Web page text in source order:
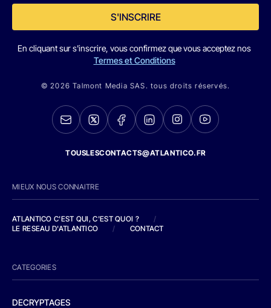
S'INSCRIRE
En cliquant sur s'inscrire, vous confirmez que vous acceptez nos
Termes et Conditions
© 2026 Talmont Media SAS. tous droits réservés.
TOUSLESCONTACTS@ATLANTICO.FR
MIEUX NOUS CONNAITRE
ATLANTICO C'EST QUI, C'EST QUOI ?
/
LE RESEAU D'ATLANTICO
/ CONTACT
CATEGORIES
DECRYPTAGES